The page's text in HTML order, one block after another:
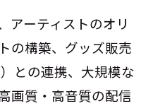
アーティストのオリ
の構築、グッズ販売
との連携、大規模な
画質・高音質の配信